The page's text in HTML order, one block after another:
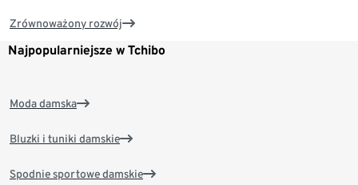
Zrównoważony rozwój
Najpopularniejsze w Tchibo
Moda damska
Bluzki i tuniki damskie
Spodnie sportowe damskie